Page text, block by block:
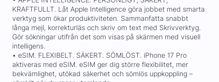
KRAFTFULLT. Låt Apple Intelligence göra jobbet med smarta
verktyg som ökar produktiviteten. Sammanfatta snabbt
långa mejl, korrekturläs och skriv om text med Skrivverktyg.
Gör sökningar utifrån det som visas på skärmen med visuell
intelligens.
• eSIM. FLEXIBELT. SÄKERT. SÖMLÖST. iPhone 17 Pro
aktiveras med eSIM. eSIM ger dig större flexibilitet, mer
bekvämlighet, utökad säkerhet och sömlös upp­koppling –